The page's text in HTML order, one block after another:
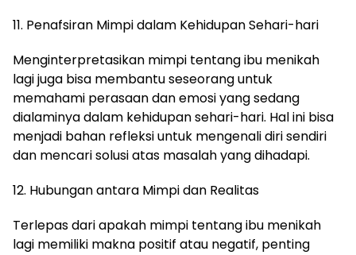
11. Penafsiran Mimpi dalam Kehidupan Sehari-hari
Menginterpretasikan mimpi tentang ibu menikah
lagi juga bisa membantu seseorang untuk
memahami perasaan dan emosi yang sedang
dialaminya dalam kehidupan sehari-hari. Hal ini bisa
menjadi bahan refleksi untuk mengenali diri sendiri
dan mencari solusi atas masalah yang dihadapi.
12. Hubungan antara Mimpi dan Realitas
Terlepas dari apakah mimpi tentang ibu menikah
lagi memiliki makna positif atau negatif, penting